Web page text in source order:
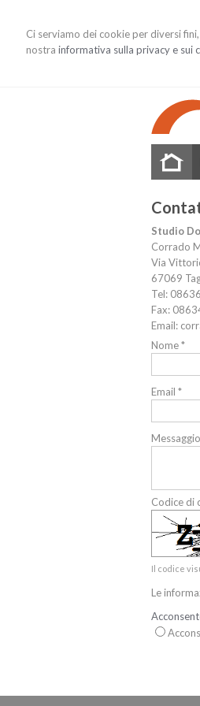
Ci serviamo dei cookie per diversi
nostrainformativa sulla privacy e sui
Studio
Corrado
Via
67069
Tel:
Fax:
Email:
Nome *
Email *
Codice di
Il codice
Le